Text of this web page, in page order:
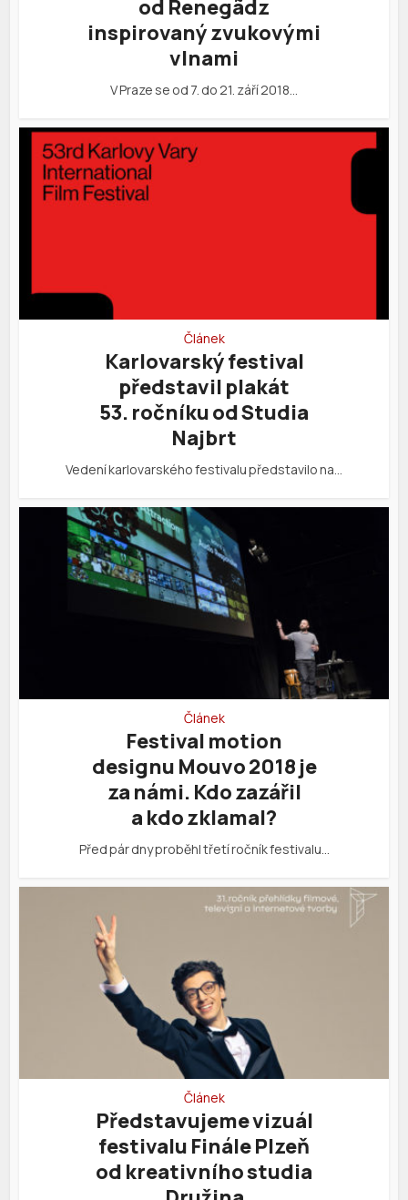
od Renegãdz
inspirovaný zvukovými
vlnami
V Praze se od 7. do 21. září 2018…
Článek
Karlovarský festival
představil plakát
53. ročníku od Studia
Najbrt
Vedení karlovarského festivalu představilo na…
Článek
Festival motion
designu Mouvo 2018 je
za námi. Kdo zazářil
a kdo zklamal?
Před pár dny proběhl třetí ročník festivalu…
Článek
Představujeme vizuál
festivalu Finále Plzeň
od kreativního studia